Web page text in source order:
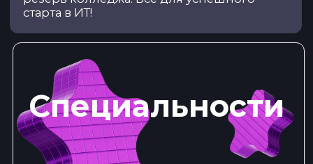
разработка
Цифровой дизайн